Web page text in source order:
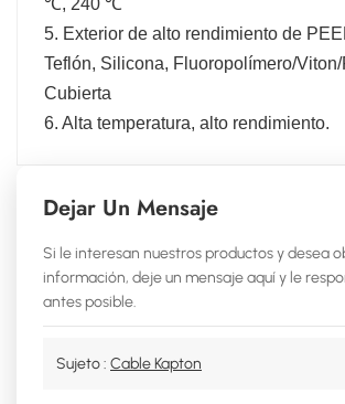
5. Exterior de alto rendimiento de
Teflón, Silicona, Fluoropolímero/
Cubierta
6. Alta temperatura, alto rendimiento.
Dejar Un Mensaje
Si le interesan nuestros productos y desea
información, deje un mensaje aquí y le
antes posible.
Sujeto : Cable Kapton